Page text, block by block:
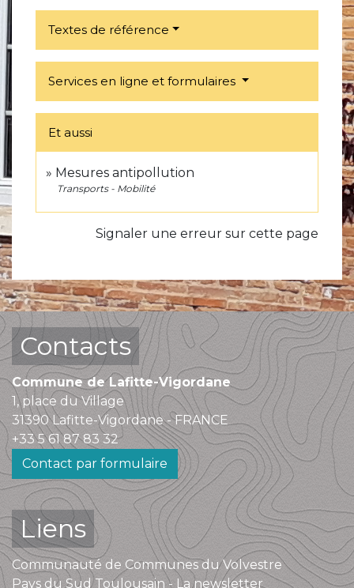
Textes de référence
Services en ligne et formulaires
Et aussi
Mesures antipollution
Transports - Mobilité
Signaler une erreur sur cette page
Contacts
Commune de Lafitte-Vigordane
1, place du Village
31390 Lafitte-Vigordane - FRANCE
+33 5 61 87 83 32
Contact par formulaire
Liens
Communauté de Communes du Volvestre
Pays du Sud Toulousain - La newsletter